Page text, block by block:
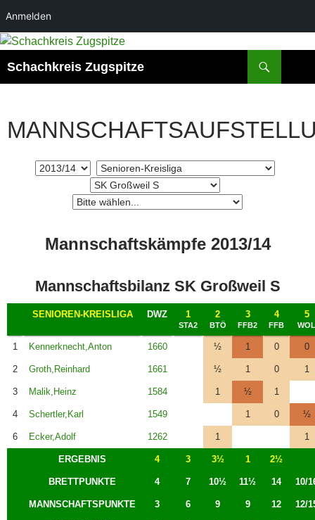
Anmelden
Zum
springen
Schachkreis Zugspitze
Mannschaftskämpfe 2013/14
Mannschaftsbilanz SK Großweil S
SENIOREN-KREISLIGA DWZ 1
STA2
2
BTÖ
3
FFB2
4
FFB
5
WOL
1 Kennerknecht,Anton 1660 ½ 1 0 0
2 Groth,Reinhard 1661 ½ 1 0 1
3 Malik,Heinz 1584 1 ½ 1
4 Schertler,Karl 1549 1 0 ½
6 Ecker,Adolf 1262 1 1
ERGEBNIS 4 3 3½ 1 2½
BRETTPUNKTE 4 7 10½ 11½ 14 10/
MANNSCHAFTSPUNKTE 3 6 9 9 12 12/